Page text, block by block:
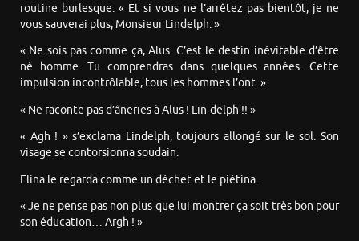
routine burlesque. « Et si vous ne l’arrêtez pas bientôt, je ne
vous sauverai plus, Monsieur Lindelph. »
« Ne sois pas comme ça, Alus. C’est le destin inévitable d’être
né homme. Tu comprendras dans quelques années. Cette
impulsion incontrôlable, tous les hommes l’ont. »
« Ne raconte pas d’âneries à Alus ! Lin-delph !! »
« Agh ! » s’exclama Lindelph, toujours allongé sur le sol. Son
visage se contorsionna soudain.
Elina le regarda comme un déchet et le piétina.
« Je ne pense pas non plus que lui montrer ça soit très bon pour
son éducation… Argh ! »